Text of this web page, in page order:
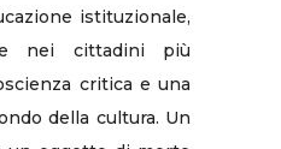
istituzionale,
nei cittadini più
critica e una
della cultura. Un